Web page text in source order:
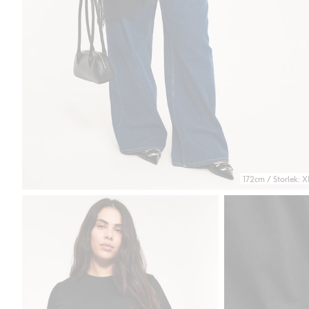
172cm / Storlek: